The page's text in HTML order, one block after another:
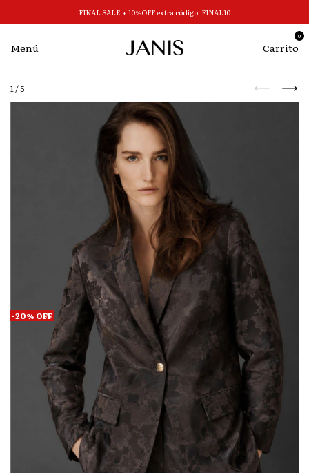
FINAL SALE + 10%OFF extra código: FINAL10
Menú Carrito
0
1/5
-20% OFF